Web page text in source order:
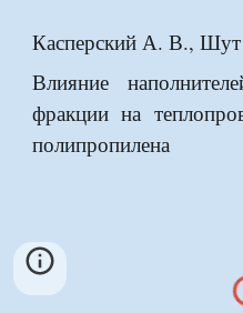
Касперский А. В.,
Влияние
фракции на
полипропилена